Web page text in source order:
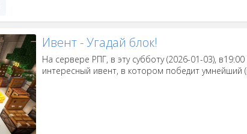
Ивент - Угадай блок!
На сервере РПГ, в эту субботу (2026-01-03),
интересный ивент, в котором победит умнейший